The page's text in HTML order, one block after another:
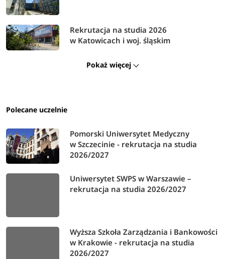
Rekrutacja na studia 2026
w Katowicach i woj. śląskim
Pokaż więcej
Polecane uczelnie
Pomorski Uniwersytet Medyczny
w Szczecinie - rekrutacja na studia
2026/2027
Uniwersytet SWPS w Warszawie –
rekrutacja na studia 2026/2027
Wyższa Szkoła Zarządzania i Bankowości
w Krakowie - rekrutacja na studia
2026/2027